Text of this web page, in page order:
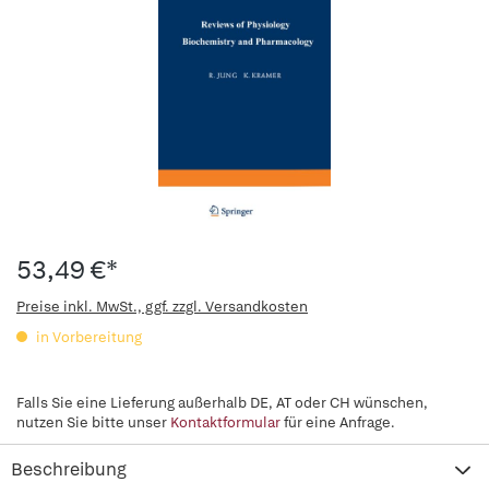
53,49 €*
Preise inkl. MwSt., ggf. zzgl. Versandkosten
in Vorbereitung
Falls Sie eine Lieferung außerhalb DE, AT oder CH wünschen,
nutzen Sie bitte unser Kontaktformularfür eine Anfrage.
Beschreibung